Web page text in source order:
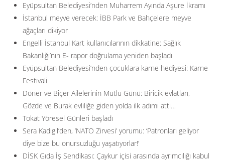
Eyüpsultan Belediyesi’nden Muharrem Ayında Aşure İkramı
İstanbul meyve verecek: İBB Park ve Bahçelere meyve
ağaçları dikiyor
Engelli İstanbul Kart kullanıcılarının dikkatine: Sağlık
Bakanlığı’nın E- rapor doğrulama yeniden başladı
Eyüpsultan Belediyesi’nden çocuklara karne hediyesi: Karne
Festivali
Döner ve Biçer Ailelerinin Mutlu Günü: Biricik evlatları,
Gözde ve Burak evliliğe giden yolda ilk adımı attı…
Tokat Yöresel Günleri başladı
Sera Kadıgil’den, ‘NATO Zirvesi’ yorumu: ‘Patronları geliyor
diye bize bu onursuzluğu yaşatıyorlar!’
DİSK Gıda İş Sendikası: Çaykur içisi arasında ayrımcılığı kabul